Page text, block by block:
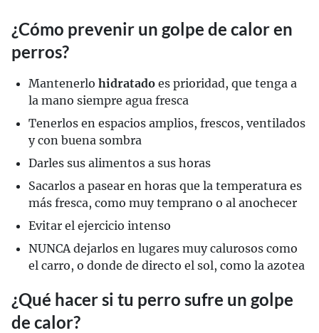
¿Cómo prevenir un golpe de calor en
perros?
Mantenerlo hidratado es prioridad, que tenga a
la mano siempre agua fresca
Tenerlos en espacios amplios, frescos, ventilados
y con buena sombra
Darles sus alimentos a sus horas
Sacarlos a pasear en horas que la temperatura es
más fresca, como muy temprano o al anochecer
Evitar el ejercicio intenso
NUNCA dejarlos en lugares muy calurosos como
el carro, o donde de directo el sol, como la azotea
¿Qué hacer si tu perro sufre un golpe
de calor?